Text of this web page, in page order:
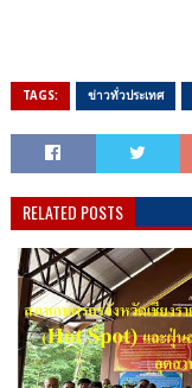
TAGS: ข่าวทั่วประเทศ
RELATED POSTS